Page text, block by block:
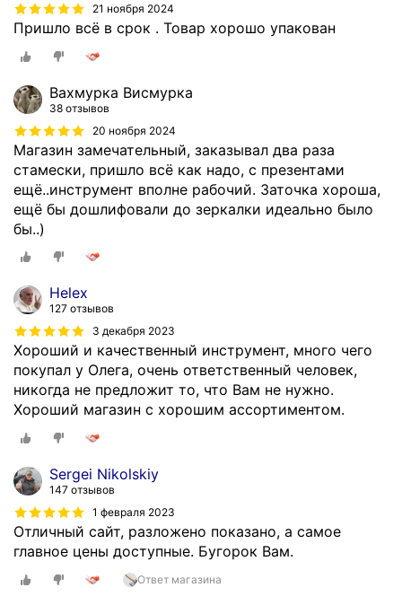
21 ноября 2024
Пришло всё в срок . Товар хорошо упакован
Вахмурка Висмурка
38 отзывов
20 ноября 2024
Магазин замечательный, заказывал два раза
стамески, пришло всё как надо, с презентами
ещё..инструмент вполне рабочий. Заточка хороша,
ещё бы дошлифовали до зеркалки идеально было
бы..)
Helex
127 отзывов
3 декабря 2023
Хороший и качественный инструмент, много чего
покупал у Олега, очень ответственный человек,
никогда не предложит то, что Вам не нужно.
Хороший магазин с хорошим ассортиментом.
Sergei Nikolskiy
147 отзывов
1 февраля 2023
Отличный сайт, разложено показано, а самое
главное цены доступные. Бугорок Вам.
Ответ магазина